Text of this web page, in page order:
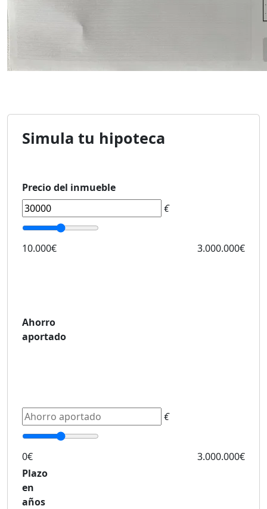
Simula tu hipoteca
Precio del inmueble
€
10.000€ 3.000.000€
Ahorro
aportado
€
0€
3.000.000€
Plazo
en
años